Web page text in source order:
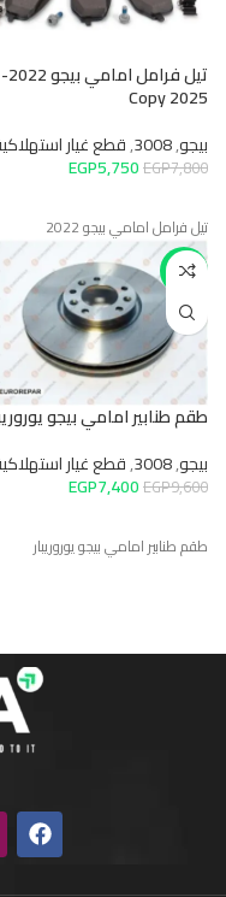
تيل فرامل امامي بيجو 2022-
2025 Copy
بيجو,
3008
,قطع غيار
EGP7,800
EGP5,750
تيل فرامل امامي بيجو 2022
-23%
طقم طنابير امامي بيجو
بيجو,
3008
,قطع غيار
EGP9,600
EGP7,400
طقم طنابير امامي بيجو يوروريبار